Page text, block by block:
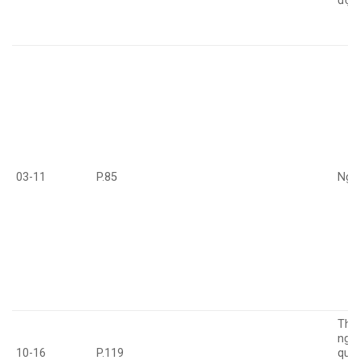
03-11 P.85
10-16 P.119
quá